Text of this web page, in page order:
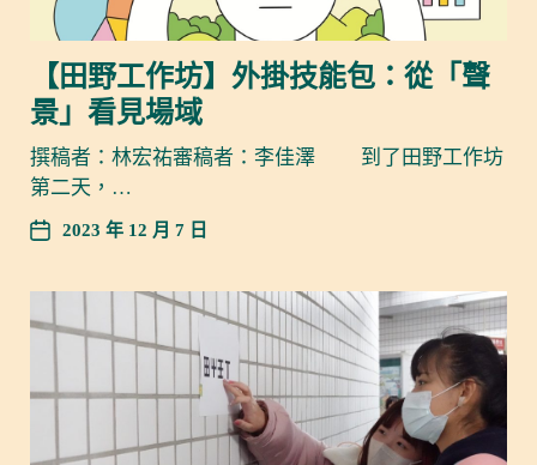
【田野工作坊】外掛技能包：從「聲
景」看見場域
撰稿者：林宏祐審稿者：李佳澤 到了田野工作坊
第二天，…
2023 年 12 月 7 日